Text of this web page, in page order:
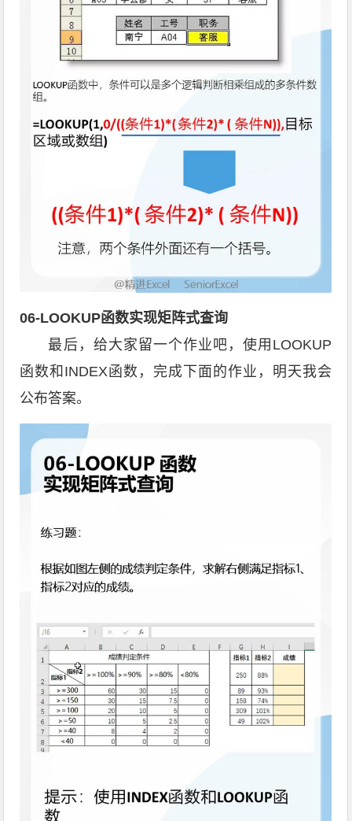
06-LOOKUP函数实现矩阵式查询
最后，给大家留一个作业吧，使用LOOKUP
函数和INDEX函数，完成下面的作业，明天我会
公布答案。